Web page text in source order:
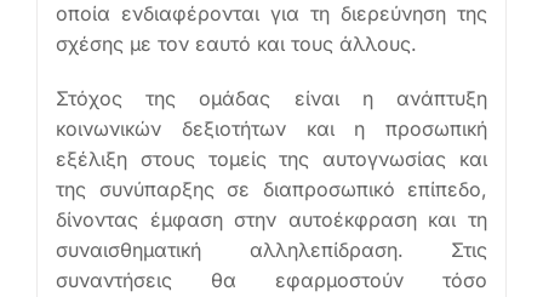
οποία ενδιαφέρονται για τη διερεύνηση της
σχέσης με τον εαυτό και τους άλλους.
Στόχος της ομάδας είναι η ανάπτυξη
κοινωνικών δεξιοτήτων και η προσωπική
εξέλιξη στους τομείς της αυτογνωσίας και
της συνύπαρξης σε διαπροσωπικό επίπεδο,
δίνοντας έμφαση στην αυτοέκφραση και τη
συναισθηματική αλληλεπίδραση. Στις
συναντήσεις θα εφαρμοστούν τόσο